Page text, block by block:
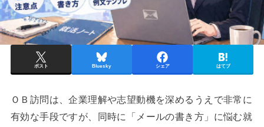
ポスト Bluesky シェア はてブ
ＯＢ訪問は、企業理解や志望動機を深めるうえで非常に
有効な手段ですが、同時に「メールの書き方」に悩む就